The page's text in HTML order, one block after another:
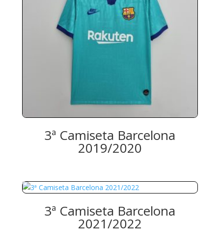
3ª Camiseta Barcelona
2019/2020
3ª Camiseta Barcelona
2021/2022